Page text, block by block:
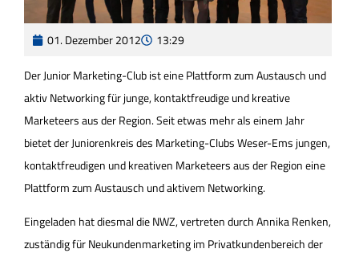
01. Dezember 2012 13:29
Der Junior Marketing-Club ist eine Plattform zum Austausch und
aktiv Networking für junge, kontaktfreudige und kreative
Marketeers aus der Region. Seit etwas mehr als einem Jahr
bietet der Juniorenkreis des Marketing-Clubs Weser-Ems jungen,
kontaktfreudigen und kreativen Marketeers aus der Region eine
Plattform zum Austausch und aktivem Networking.
Eingeladen hat diesmal die NWZ, vertreten durch Annika Renken,
zuständig für Neukundenmarketing im Privatkundenbereich der